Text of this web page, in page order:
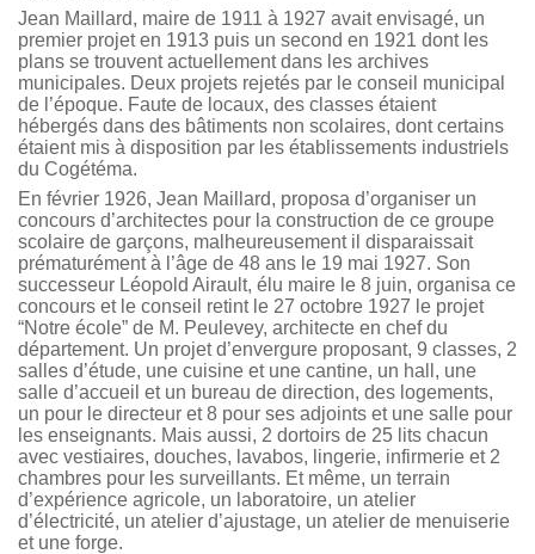
Jean Maillard, maire de 1911 à 1927 avait envisagé, un
premier projet en 1913 puis un second en 1921 dont les
plans se trouvent actuellement dans les archives
municipales. Deux projets rejetés par le conseil municipal
de l’époque. Faute de locaux, des classes étaient
hébergés dans des bâtiments non scolaires, dont certains
étaient mis à disposition par les établissements industriels
du Cogétéma.
En février 1926, Jean Maillard, proposa d’organiser un
concours d’architectes pour la construction de ce groupe
scolaire de garçons, malheureusement il disparaissait
prématurément à l’âge de 48 ans le 19 mai 1927. Son
successeur Léopold Airault, élu maire le 8 juin, organisa ce
concours et le conseil retint le 27 octobre 1927 le projet
“Notre école” de M. Peulevey, architecte en chef du
département. Un projet d’envergure proposant, 9 classes, 2
salles d’étude, une cuisine et une cantine, un hall, une
salle d’accueil et un bureau de direction, des logements,
un pour le directeur et 8 pour ses adjoints et une salle pour
les enseignants. Mais aussi, 2 dortoirs de 25 lits chacun
avec vestiaires, douches, lavabos, lingerie, infirmerie et 2
chambres pour les surveillants. Et même, un terrain
d’expérience agricole, un laboratoire, un atelier
d’électricité, un atelier d’ajustage, un atelier de menuiserie
et une forge.